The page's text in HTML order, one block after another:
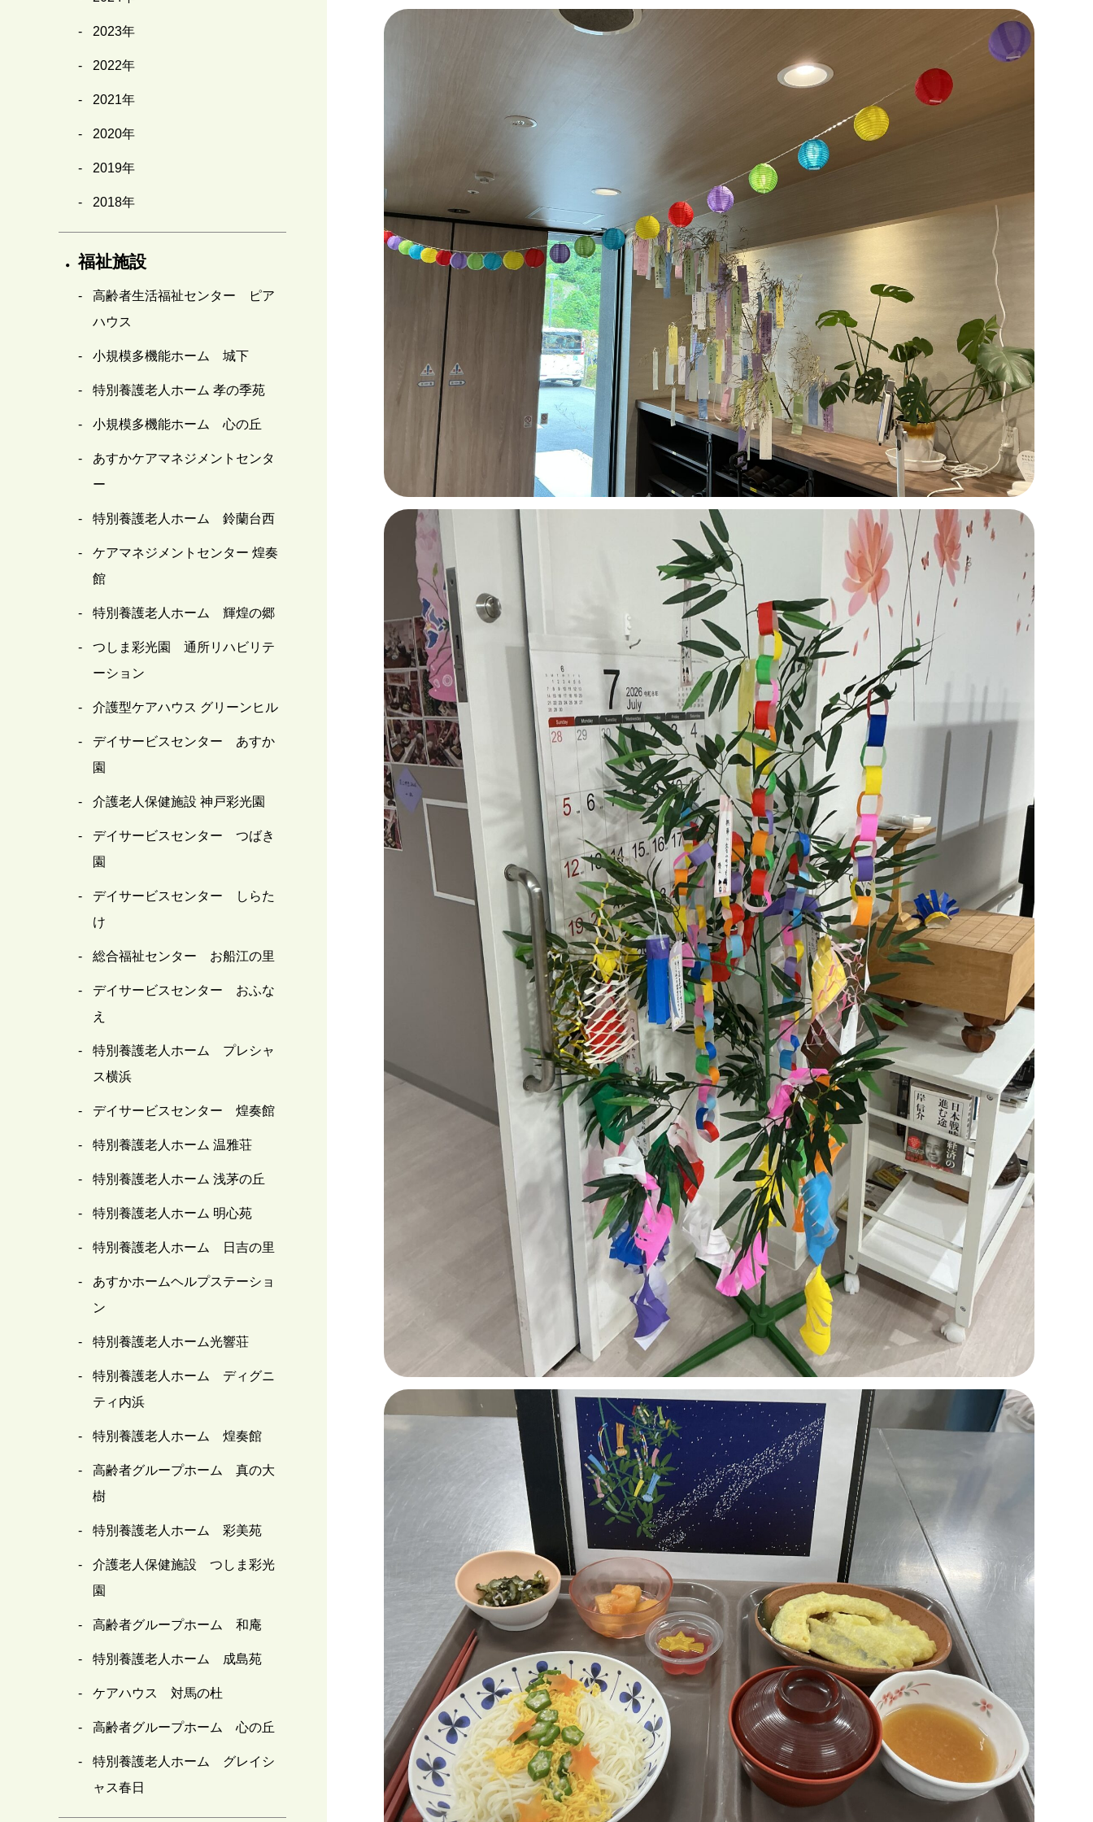
2023年
2022年
2021年
2020年
2019年
2018年
福祉施設
高齢者生活福祉センター ピア
ハウス
小規模多機能ホーム 城下
特別養護老人ホーム 孝の季苑
小規模多機能ホーム 心の丘
あすかケアマネジメントセンタ
ー
特別養護老人ホーム 鈴蘭台西
ケアマネジメントセンター 煌奏
館
特別養護老人ホーム 輝煌の郷
つしま彩光園 通所リハビリテ
ーション
介護型ケアハウス グリーンヒル
デイサービスセンター あすか
園
介護老人保健施設 神戸彩光園
デイサービスセンター つばき
園
デイサービスセンター しらた
け
総合福祉センター お船江の里
デイサービスセンター おふな
え
特別養護老人ホーム プレシャ
ス横浜
デイサービスセンター 煌奏館
特別養護老人ホーム 温雅荘
特別養護老人ホーム 浅茅の丘
特別養護老人ホーム 明心苑
特別養護老人ホーム 日吉の里
あすかホームヘルプステーショ
ン
特別養護老人ホーム光響荘
特別養護老人ホーム ディグニ
ティ内浜
特別養護老人ホーム 煌奏館
高齢者グループホーム 真の大
樹
特別養護老人ホーム 彩美苑
介護老人保健施設 つしま彩光
園
高齢者グループホーム 和庵
特別養護老人ホーム 成島苑
ケアハウス 対馬の杜
高齢者グループホーム 心の丘
特別養護老人ホーム グレイシ
ャス春日